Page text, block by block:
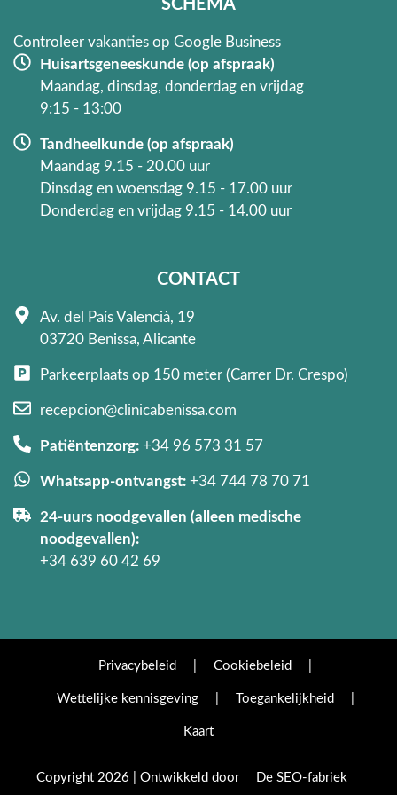
f
SCHEMA
Controleer vakanties op Google Business
Huisartsgeneeskunde (op afspraak)
Maandag, dinsdag, donderdag en vrijdag
9:15 - 13:00
Tandheelkunde (op afspraak)
Maandag 9.15 - 20.00 uur
Dinsdag en woensdag 9.15 - 17.00 uur
Donderdag en vrijdag 9.15 - 14.00 uur
CONTACT
Av. del País Valencià, 19
03720 Benissa, Alicante
Parkeerplaats op 150 meter (Carrer Dr. Crespo)
recepcion@clinicabenissa.com
Patiëntenzorg: +34 96 573 31 57
Whatsapp-ontvangst: +34 744 78 70 71
24-uurs noodgevallen (alleen medische
noodgevallen):
+34 639 60 42 69
Privacybeleid Cookiebeleid
Wettelijke kennisgeving Toegankelijkheid
Kaart
Copyright 2026 | Ontwikkeld door De SEO-fabriek